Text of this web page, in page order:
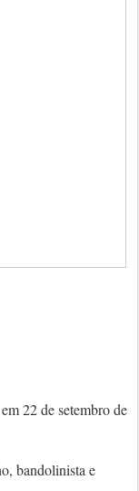
22 de setembro de
bandolinista e